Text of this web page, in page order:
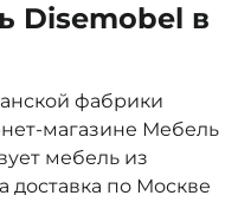
Disemobel в
фабрики
магазине Мебель
мебель из
доставка по Москве